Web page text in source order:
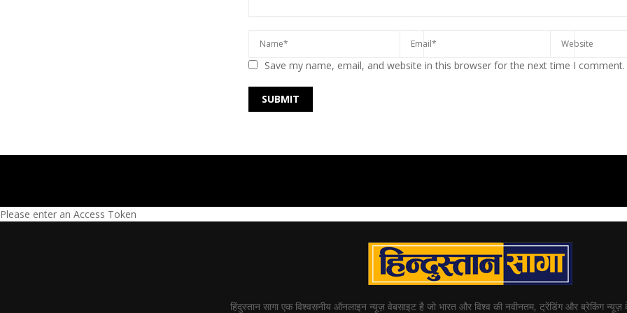
Save my name, email, and website in this browser for the next time I comment.
Please enter an Access Token
हिंदुस्तान सागा एक विश्वसनीय ऑनलाइन न्यूज़ वेबसाइट है जो भारत और विश्व की नवीनतम, ट्रेंडिंग और ब्रेकिंग